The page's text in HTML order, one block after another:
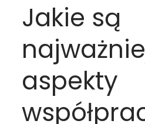
Jakie są
aspekty